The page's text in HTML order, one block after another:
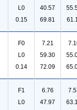
L0
0.15
40.57
69.81
F0
L0
0.14
7.21
59.30
72.09
F1
L0
6.76
47.97